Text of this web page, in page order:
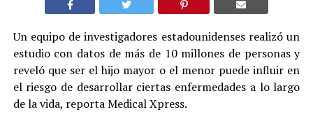
Un equipo de investigadores estadounidenses realizó un
estudio con datos de más de 10 millones de personas y
reveló que ser el hijo mayor o el menor puede influir en
el riesgo de desarrollar ciertas enfermedades a lo largo
de la vida, reporta Medical Xpress.